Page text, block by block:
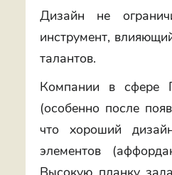
Дизайн не
инструмент,
талантов.
Компании в сфере
(особенно после
что хороший
элементов